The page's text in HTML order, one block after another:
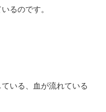
るのです。
いる、血が流れている